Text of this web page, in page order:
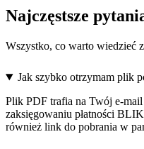
Najczęstsze
Wszystko, co warto wiedzieć
Jak szybko otrzymam plik
Plik PDF trafia na Twój e-
zaksięgowaniu płatności
również link do pobrania w